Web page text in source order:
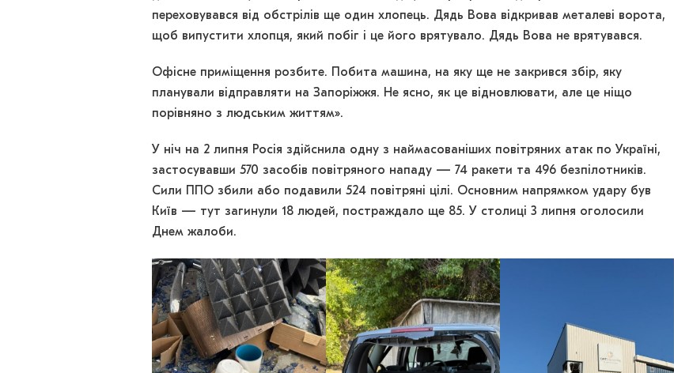
переховувався від обстрілів ще один хлопець. Дядь Вова відкривав металеві ворота,
щоб випустити хлопця, який побіг і це його врятувало. Дядь Вова не врятувався.
Офісне приміщення розбите. Побита машина, на яку ще не закрився збір, яку
планували відправляти на Запоріжжя. Не ясно, як це відновлювати, але це ніщо
порівняно з людським життям».
У ніч на 2 липня Росія здійснила одну з наймасованіших повітряних атак по Україні,
застосувавши 570 засобів повітряного нападу — 74 ракети та 496 безпілотників.
Сили ППО збили або подавили 524 повітряні цілі. Основним напрямком удару був
Київ — тут загинули 18 людей, постраждало ще 85. У столиці 3 липня оголосили
Днем жалоби.